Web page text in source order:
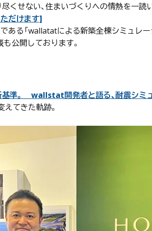
せない、住まいづくりへの情熱を一読
だけます]
る「wallatatによる新築全棟シミュレー
も公開しております。
基準。 wallstat開発者と語る、耐震シミ
てきた軌跡。